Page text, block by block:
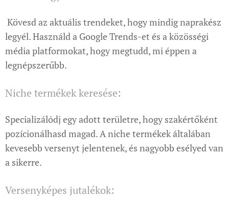
Kövesd az aktuális trendeket, hogy mindig naprakész
legyél. Használd a Google Trends-et és a közösségi
média platformokat, hogy megtudd, mi éppen a
legnépszerűbb.
Niche termékek keresése:
Specializálódj egy adott területre, hogy szakértőként
pozícionálhasd magad. A niche termékek általában
kevesebb versenyt jelentenek, és nagyobb esélyed van
a sikerre.
Versenyképes jutalékok: